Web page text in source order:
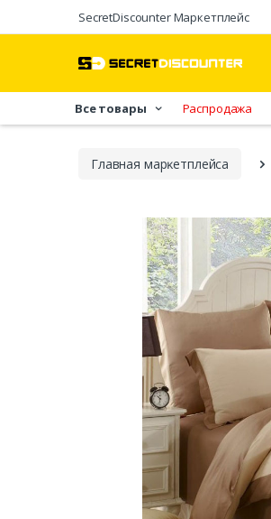
SecretDiscounter Маркетплейс
Все товары Распродажа
Главная марĸетплейса